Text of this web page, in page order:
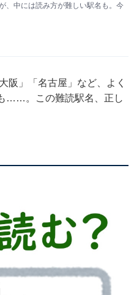
、中には読み方が難しい駅名も。今
阪」「名古屋」など、よく
……。この難読駅名、正し